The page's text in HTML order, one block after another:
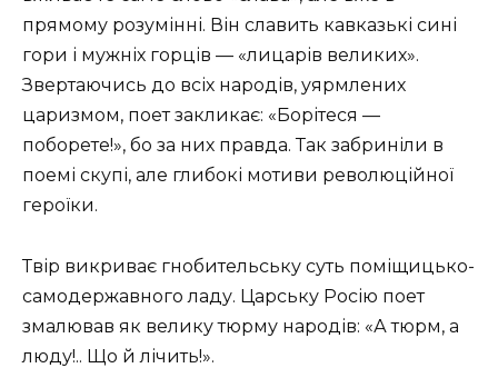
прямому розумінні. Він славить кавказькі сині
гори і мужніх горців — «лицарів великих».
Звертаючись до всіх народів, уярмлених
царизмом, поет закликає: «Борітеся —
поборете!», бо за них правда. Так забриніли в
поемі скупі, але глибокі мотиви революційної
героїки.
Твір викриває гнобительську суть поміщицько-
самодержавного ладу. Царську Росію поет
змалював як велику тюрму народів: «А тюрм, а
люду!.. Що й лічить!».